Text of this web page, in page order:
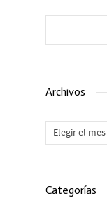
Archivos
Archivos
Categorías